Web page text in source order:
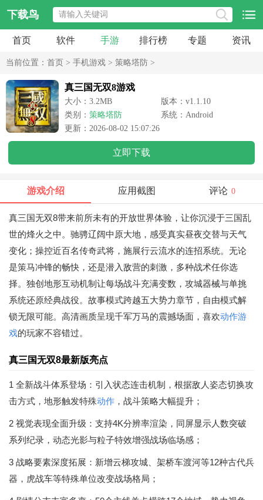
下载鸟
首页 软件 手游 排行榜 专题 资讯
当前位置： 首页 > 手机游戏 > 策略塔防 >
真三国无双8游戏
大小：3.2MB
版本：v1.1.10
类别： 策略塔防
系统：Android
更新：2026-08-02 15:07:26
立即下载
游戏介绍 应用截图 评论 0
真三国无双8带来前所未有的开放世界体验，让你沉浸于三国乱
世的烽火之中。驰骋辽阔中原大地，感受真实昼夜交替与天气
变化；操控近百名传奇武将，施展行云流水的连招系统。无论
是策马冲锋的畅快，还是潜入敌营的刺激，多种战术任你选
择。独创地形互动机制让每场战斗充满变数，攻城器械与单挑
系统还原经典战役。故事模式跨越五大势力章节，自由模式解
锁无限可能。高清画质呈现千军万马的震撼场面，喜欢动作游
戏的玩家不容错过。
真三国无双8最新版亮点
1 全新战斗体系登场：引入状态连击机制，根据敌人姿态切换攻
击方式，地形触发特殊动作 ，战斗策略大幅提升；
2 视觉表现全面升级：支持4K分辨率渲染，同屏显示人数突破
系列纪录，动态光影与粒子特效增强战场临场感；
3 战略要素深度拓展：新增云梯攻城、架桥车渡河等12种古代兵
器，虎战车等特殊单位改变战场格局；